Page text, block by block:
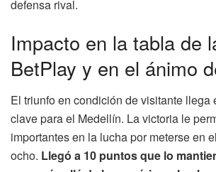
defensa rival.
Impacto en la tabla de
BetPlay y en el ánimo
El triunfo en condición de visitante llega
clave para el Medellín. La victoria le
importantes en la lucha por meterse en
ocho. Llegó a 10 puntos que lo